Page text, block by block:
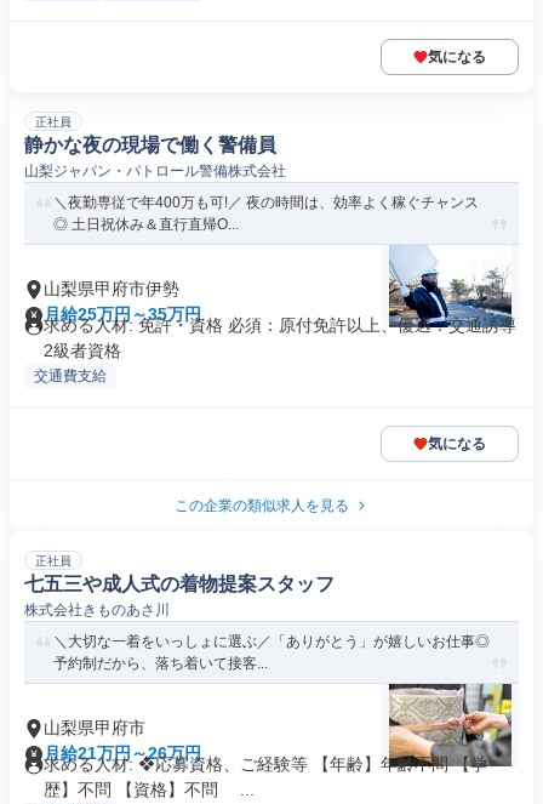
気になる
正社員
静かな夜の現場で働く警備員
山梨ジャパン・パトロール警備株式会社
＼夜勤専従で年400万も可!／ 夜の時間は、効率よく稼ぐチャンス
◎ 土日祝休み＆直行直帰O...
山梨県甲府市伊勢
月給25万円～35万円
求める人材: 免許・資格 必須：原付免許以上、優遇：交通誘導
2級者資格
交通費支給
気になる
この企業の類似求人を見る
正社員
七五三や成人式の着物提案スタッフ
株式会社きものあさ川
＼大切な一着をいっしょに選ぶ／「ありがとう」が嬉しいお仕事◎
予約制だから、落ち着いて接客...
山梨県甲府市
月給21万円～26万円
求める人材: ❖応募資格、ご経験等 【年齢】年齢不問 【学
歴】不問 【資格】不問 ...